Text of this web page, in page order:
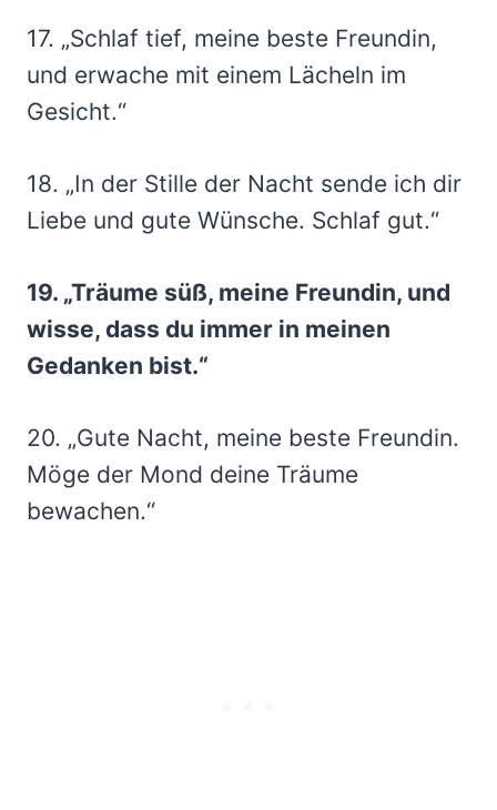
17. „Schlaf tief, meine beste Freundin,
und erwache mit einem Lächeln im
Gesicht.“
18. „In der Stille der Nacht sende ich dir
Liebe und gute Wünsche. Schlaf gut.“
19. „Träume süß, meine Freundin, und
wisse, dass du immer in meinen
Gedanken bist.“
20. „Gute Nacht, meine beste Freundin.
Möge der Mond deine Träume
bewachen.“